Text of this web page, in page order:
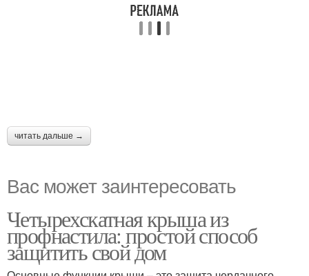
читать дальше →
Вас может заинтересовать
Четырехскатная крыша из
профнастила: простой способ
защитить свой дом